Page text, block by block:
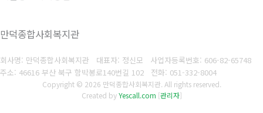
만덕종합사회복지관
회사명: 만덕종합사회복지관 대표자: 정신모 사업자등록번호: 606-82-65748
주소: 46616 부산 북구 함박봉로140번길 102 전화: 051-332-8004
Copyright © 2026 만덕종합사회복지관. All rights reserved.
Created byYescall.com [관리자]